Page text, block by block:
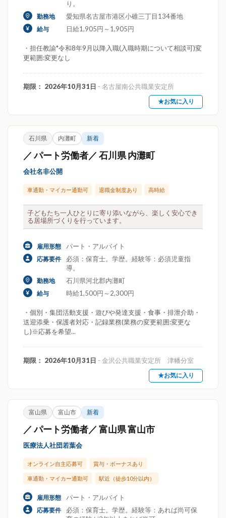
り。
勤務地 愛知県名古屋市港区小碓三丁目134番地
給与 日給1,905円～1,905円
・担任教諭*令和8年9月以降入職(入職時期について相談可)変
更範囲:変更なし
期限： 2026年10月31日 - 名古屋南公共職業安定所
★お気に入り
石川県 内灘町 新着
／ パート労働者／ 石川県 内灘町
会社名非公開
車通勤・マイカー通勤可 退職金制度あり 高時給
子どもたち一人ひとりに寄り添いながら、楽しく安心でき
る居場所づくりを行っています。
雇用形態 パート・アルバイト
応募要件
必須：保育士。学歴。経験等：必須児童指
導。
勤務地 石川県河北郡内灘町
給与 時給1,500円～2,300円
・個別・集団活動支援・遊びや発達支援・食事・排泄介助・
送迎添乗・保護者対応・記録業務(業務の変更範囲:変更な
し)※応募を希望...
期限： 2026年10月31日 - 金沢公共職業安定所 津幡分室
★お気に入り
富山県 富山市 新着
／ パート労働者／ 富山県 富山市
医療法人社団若葉会
オンライン自主応募可 賞与・ボーナスあり
車通勤・マイカー通勤可 駅近（徒歩10分以内）
雇用形態 パート・アルバイト
応募要件
必須：保育士。学歴。経験等：あれば尚可保